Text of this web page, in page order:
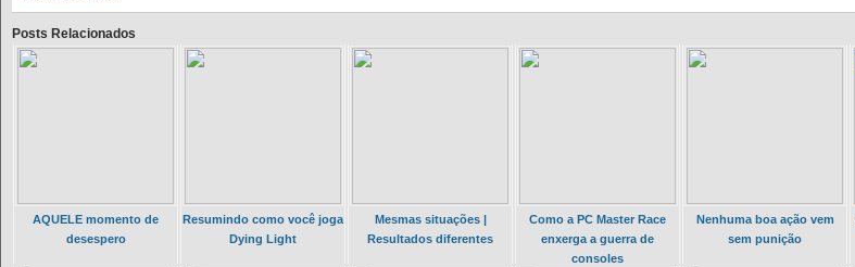
Posts Relacionados
AQUELE momento de
desespero
Resumindo como você joga
Dying Light
Mesmas situações |
Resultados diferentes
Como a PC Master Race
enxerga a guerra de
consoles
Nenhuma boa ação vem
sem punição